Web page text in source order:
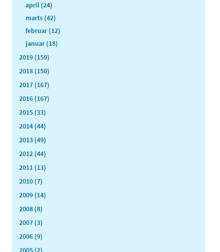
april (24)
marts (42)
februar (12)
januar (18)
2019 (159)
2018 (150)
2017 (167)
2016 (167)
2015 (33)
2014 (44)
2013 (49)
2012 (44)
2011 (13)
2010 (7)
2009 (14)
2008 (8)
2007 (3)
2006 (9)
2005 (2)